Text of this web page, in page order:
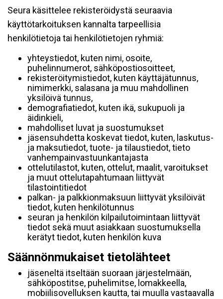
Seura käsittelee rekisteröidystä seuraavia
käyttötarkoituksen kannalta tarpeellisia
henkilötietoja tai henkilötietojen ryhmiä:
yhteystiedot, kuten nimi, osoite,
puhelinnumerot, sähköpostiosoitteet,
rekisteröitymistiedot, kuten käyttäjätunnus,
nimimerkki, salasana ja muu mahdollinen
yksilöivä tunnus,
demografiatiedot, kuten ikä, sukupuoli ja
äidinkieli,
mahdolliset luvat ja suostumukset
jäsensuhdetta koskevat tiedot, kuten, laskutus-
ja maksutiedot, tuote- ja tilaustiedot, tieto
vanhempainvastuunkantajasta
ottelutilastot, kuten, ottelut, maalit, varoitukset
ja muut ottelutapahtumaan liittyvät
tilastointitiedot
palkan- ja palkkionmaksuun liittyvät yksilöivät
tiedot, kuten henkilötunnus
seuran ja henkilön kilpailutoimintaan liittyvät
tiedot sekä muut asiakkaan suostumuksella
kerätyt tiedot, kuten henkilön kuva
Säännönmukaiset tietolähteet
jäseneltä itseltään suoraan järjestelmään,
sähköpostitse, puhelimitse, lomakkeella,
mobiilisovelluksen kautta, tai muulla vastaavalla